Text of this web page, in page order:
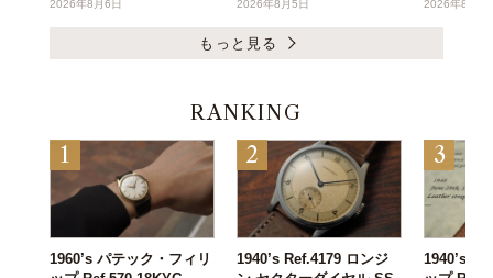
2026年8月6日 2026年8月5日 2026年8月3
もっと見る
RANKING
1960’s パテック・フィリ
1940’s Ref.4179 ロンジ
1940’s パ